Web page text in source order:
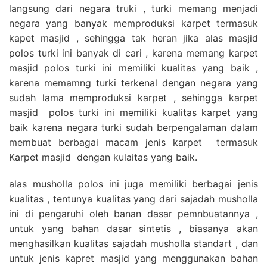
langsung dari negara truki , turki memang menjadi
negara yang banyak memproduksi karpet termasuk
kapet masjid , sehingga tak heran jika alas masjid
polos turki ini banyak di cari , karena memang karpet
masjid polos turki ini memiliki kualitas yang baik ,
karena memamng turki terkenal dengan negara yang
sudah lama memproduksi karpet , sehingga karpet
masjid polos turki ini memiliki kualitas karpet yang
baik karena negara turki sudah berpengalaman dalam
membuat berbagai macam jenis karpet termasuk
Karpet masjid dengan kulaitas yang baik.
alas musholla polos ini juga memiliki berbagai jenis
kualitas , tentunya kualitas yang dari sajadah musholla
ini di pengaruhi oleh banan dasar pemnbuatannya ,
untuk yang bahan dasar sintetis , biasanya akan
menghasilkan kualitas sajadah musholla standart , dan
untuk jenis kapret masjid yang menggunakan bahan